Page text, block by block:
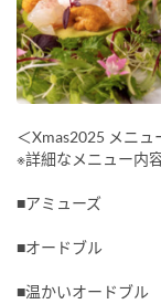
＜Xmas2025 メニュ
※詳細なメニュー内
■アミューズ
■オードブル
■温かいオードブル